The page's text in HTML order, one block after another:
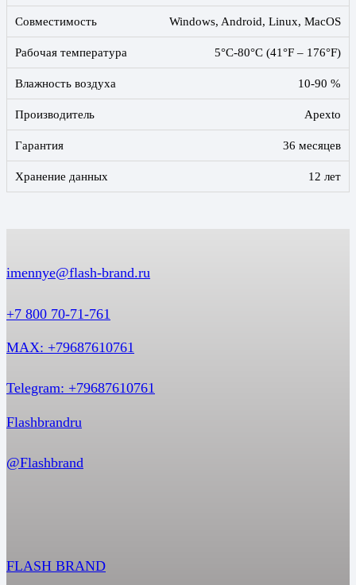
Совместимость Windows, Android, Linux, MacOS
Рабочая температура 5°C-80°C (41°F – 176°F)
Влажность воздуха 10-90 %
Производитель Apexto
Гарантия 36 месяцев
Хранение данных 12 лет
imennye@flash-brand.ru
+7 800 70-71-761
MAX: +79687610761
Telegram: +79687610761
Flashbrandru
@Flashbrand
FLASH BRAND